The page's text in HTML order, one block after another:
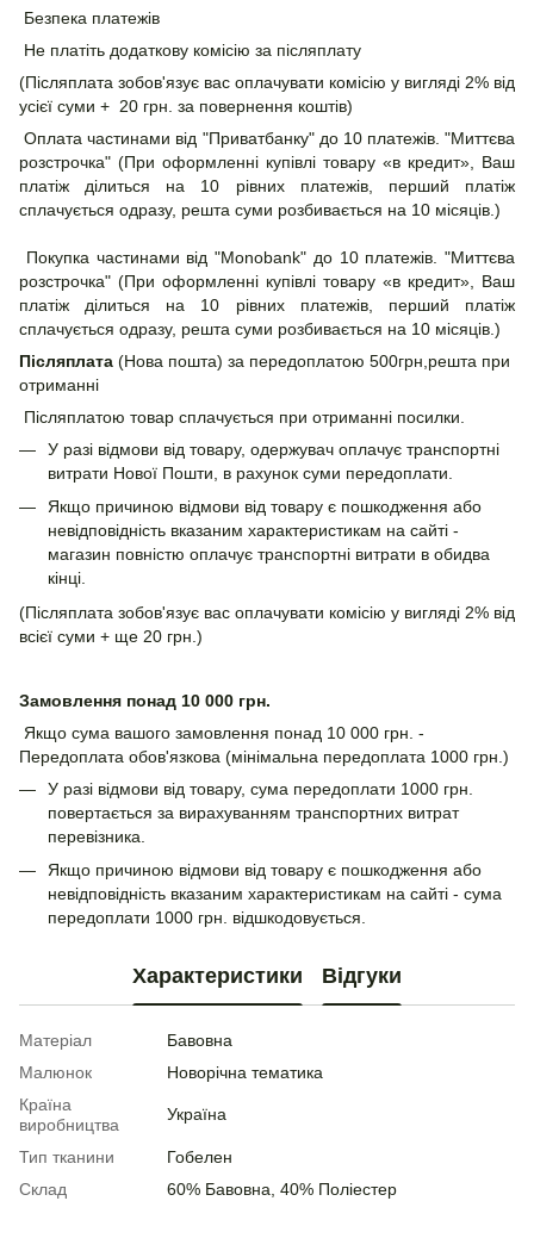
Безпека платежів
Не платіть додаткову комісію за післяплату
(Післяплата зобов'язує вас оплачувати комісію у вигляді 2% від
усієї суми + 20 грн. за повернення коштів)
Оплата частинами від "Приватбанку" до 10 платежів. "Миттєва
розстрочка" (При оформленні купівлі товару «в кредит», Ваш
платіж ділиться на 10 рівних платежів, перший платіж
сплачується одразу, решта суми розбивається на 10 місяців.)
Покупка частинами від "Monobank" до 10 платежів. "Миттєва
розстрочка" (При оформленні купівлі товару «в кредит», Ваш
платіж ділиться на 10 рівних платежів, перший платіж
сплачується одразу, решта суми розбивається на 10 місяців.)
Післяплата (Нова пошта) за передоплатою 500грн,решта при
отриманні
Післяплатою товар сплачується при отриманні посилки.
У разі відмови від товару, одержувач оплачує транспортні
витрати Нової Пошти, в рахунок суми передоплати.
Якщо причиною відмови від товару є пошкодження або
невідповідність вказаним характеристикам на сайті -
магазин повністю оплачує транспортні витрати в обидва
кінці.
(Післяплата зобов'язує вас оплачувати комісію у вигляді 2% від
всієї суми + ще 20 грн.)
Замовлення понад 10 000 грн.
Якщо сума вашого замовлення понад 10 000 грн. -
Передоплата обов'язкова (мінімальна передоплата 1000 грн.)
У разі відмови від товару, сума передоплати 1000 грн.
повертається за вирахуванням транспортних витрат
перевізника.
Якщо причиною відмови від товару є пошкодження або
невідповідність вказаним характеристикам на сайті - сума
передоплати 1000 грн. відшкодовується.
Характеристики Відгуки
Матеріал
Бавовна
Малюнок
Новорічна тематика
Країна
виробництва
Україна
Тип тканини
Гобелен
Склад
60% Бавовна, 40% Поліестер